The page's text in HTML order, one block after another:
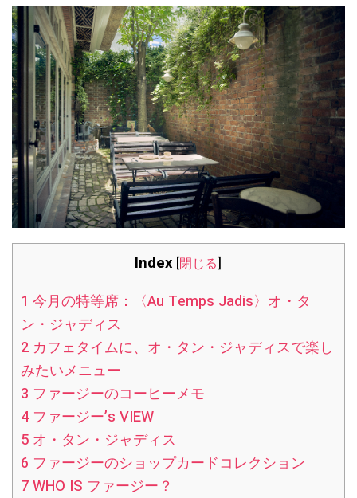
Index [閉じる]
1 今月の特等席：〈Au Temps Jadis〉オ・タ
ン・ジャディス
2カフェタイムに、オ・タン・ジャディスで楽し
みたいメニュー
3 ファージーのコーヒーメモ
4ファージー’s VIEW
5オ・タン・ジャディス
6 ファージーのショップカードコレクション
7WHO IS ファージー？